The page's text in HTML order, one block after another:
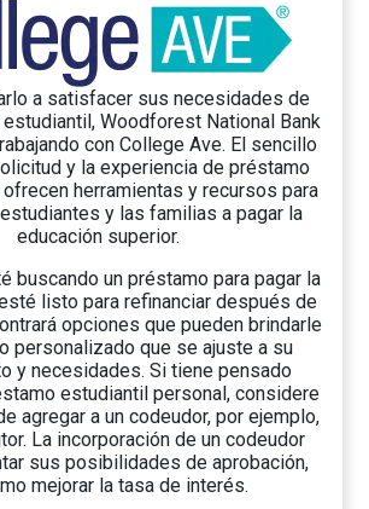
a satisfacer sus necesidades de
Woodforest National Bank
con College Ave. El sencillo
y la experiencia de préstamo
herramientas y recursos para
y las familias a pagar la
educación superior.
buscando un préstamo para pagar la
listo para refinanciar después de
opciones que pueden brindarle
personalizado que se ajuste a su
y necesidades. Si tiene pensado
estudiantil personal, considere
agregar a un codeudor, por ejemplo,
La incorporación de un codeudor
sus posibilidades de aprobación,
mejorar la tasa de interés.